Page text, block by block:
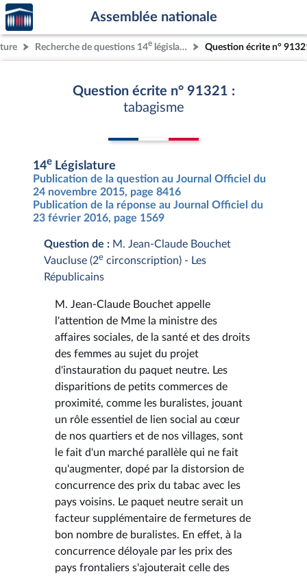
Aller au contenu
Aller en bas de la page
Accèder
à la
page
d'accueil
Assemblée nationale
Recherche de questions 14e législature Question écrite n°
Question écrite n° 91321 :
tabagisme
14e Législature
Publication de la question au Journal Officiel du
24 novembre 2015, page 8416
Publication de la réponse au Journal Officiel du
23 février 2016, page 1569
Question de : M. Jean-Claude Bouchet
Vaucluse (2e circonscription) - Les
Républicains
M. Jean-Claude Bouchet appelle
l'attention de Mme la ministre des
affaires sociales, de la santé et des droits
des femmes au sujet du projet
d'instauration du paquet neutre. Les
disparitions de petits commerces de
proximité, comme les buralistes, jouant
un rôle essentiel de lien social au cœur
de nos quartiers et de nos villages, sont
le fait d'un marché parallèle qui ne fait
qu'augmenter, dopé par la distorsion de
concurrence des prix du tabac avec les
pays voisins. Le paquet neutre serait un
facteur supplémentaire de fermetures de
bon nombre de buralistes. En effet, à la
concurrence déloyale par les prix des
pays frontaliers s'ajouterait celle des